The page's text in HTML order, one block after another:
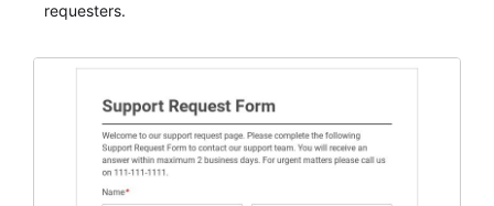
requesters.